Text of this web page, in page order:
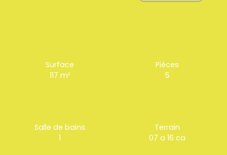
Surface
117 m²
Pièces
5
Salle de bains
1
Terrain
07 a 16 ca